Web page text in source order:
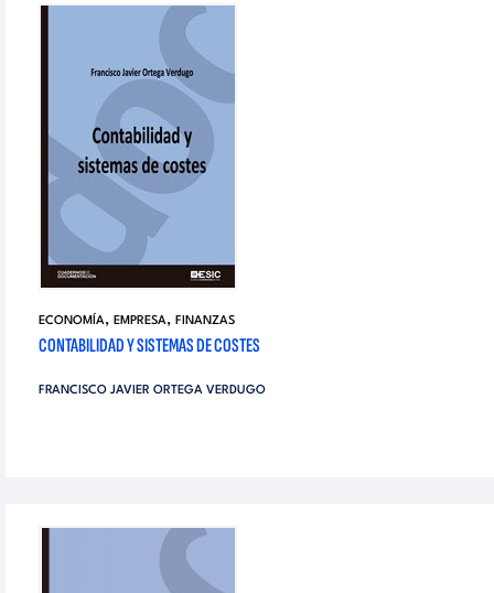
ECONOMÍA, EMPRESA, FINANZAS
CONTABILIDAD Y SISTEMAS DE COSTES
FRANCISCO JAVIER ORTEGA VERDUGO